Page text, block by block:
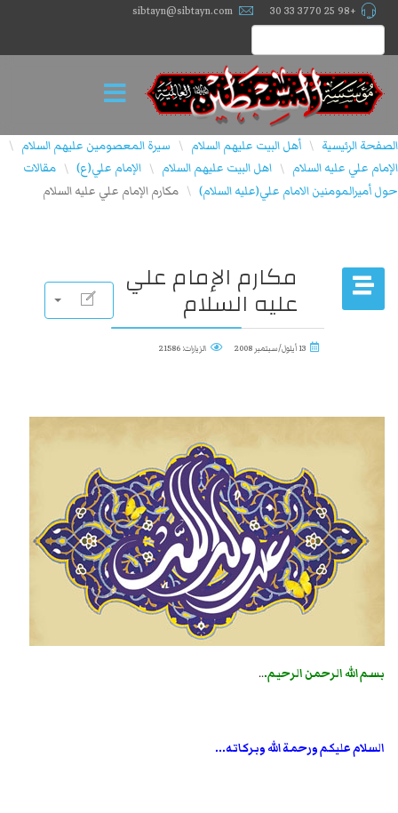
+98 25 3770 33 30
sibtayn@sibtayn.com
الصفحة الرئيسية \ أهل البيت عليهم السلام \ سيرة المعصومين عليهم السلام \
الإمام علي عليه السلام \ اهل البیت علیهم السلام \ الإمام علي(ع) \ مقالات
حول أميرالمومنين الامام علي(عليه السلام) \ مكارم الإمام علي عليه السلام
مكارم الإمام علي
عليه السلام
13 أيلول/سبتمبر 2008 الزيارات: 21586
بسم الله الرحمن الرحيم...
السلام عليكم ورحمة الله وبركاته...